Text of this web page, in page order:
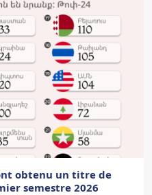
obtenu un titre de
semestre 2026